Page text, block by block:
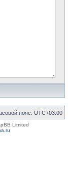
пояс: UTC+03:00
Limited